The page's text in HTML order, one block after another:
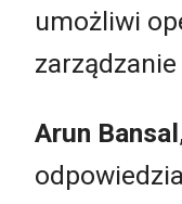
umożliwi
Arun Bansal